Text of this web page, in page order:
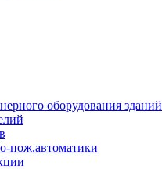
оборудования зданий
пож.автоматики